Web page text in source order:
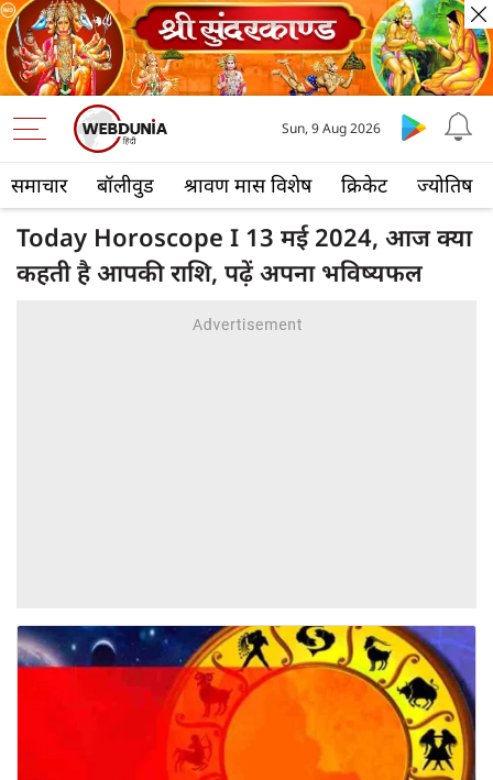
समाचार बॉलीवुड श्रावण मास विशेष क्रिकेट ज्योतिष
Sun, 9 Aug 2026
Today Horoscope I 13 मई 2024, आज क्या
कहती है आपकी राशि, पढ़ें अपना भविष्‍यफल